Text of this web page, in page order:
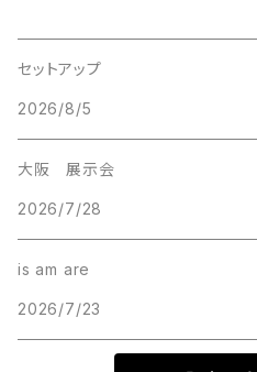
セットアップ
2026/8/5
大阪 展示会
2026/7/28
is am are
2026/7/23